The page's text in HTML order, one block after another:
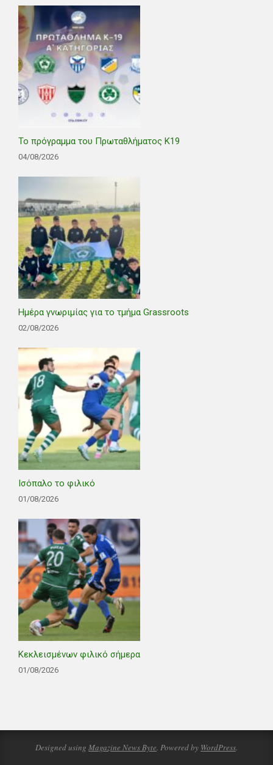
Το πρόγραμμα του Πρωταθλήματος Κ19
04/08/2026
Ημέρα γνωριμίας για το τμήμα Grassroots
02/08/2026
Ισόπαλο το φιλικό
01/08/2026
Κεκλεισμένων φιλικό σήμερα
01/08/2026
Designed using Magazine News Byte. Powered by WordPress.